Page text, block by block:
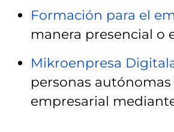
Formación para el
manera presencial o
Mikroenpresa
personas
empresarial